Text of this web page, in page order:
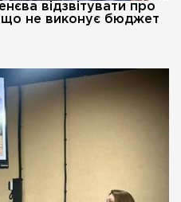
відзвітувати про
не виконує бюджет